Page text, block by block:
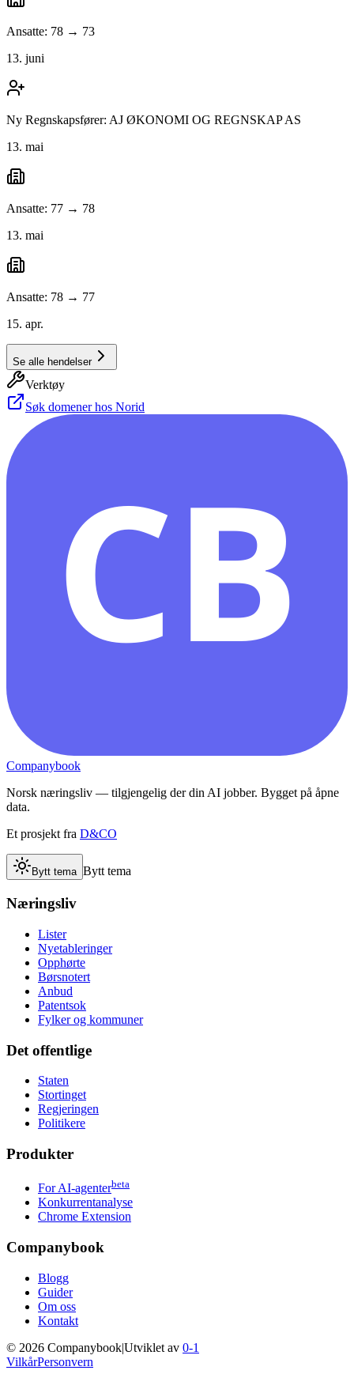
Ansatte: 78 → 73
13. juni
Ny Regnskapsfører: AJ ØKONOMI OG REGNSKAP AS
13. mai
Ansatte: 77 → 78
13. mai
Ansatte: 78 → 77
15. apr.
Se alle hendelser
Verktøy
Søk domener hos Norid
CB
Companybook
Norsk næringsliv — tilgjengelig der din AI jobber. Bygget på åpne
data.
Et prosjekt fra D&CO
Bytt tema Bytt tema
Næringsliv
Lister
Nyetableringer
Opphørte
Børsnotert
Anbud
Patentsok
Fylker og kommuner
Det offentlige
Staten
Stortinget
Regjeringen
Politikere
Produkter
For AI-agenterbeta
Konkurrentanalyse
Chrome Extension
Companybook
Blogg
Guider
Om oss
Kontakt
© 2026 Companybook|Utviklet av 0-1
VilkårPersonvern